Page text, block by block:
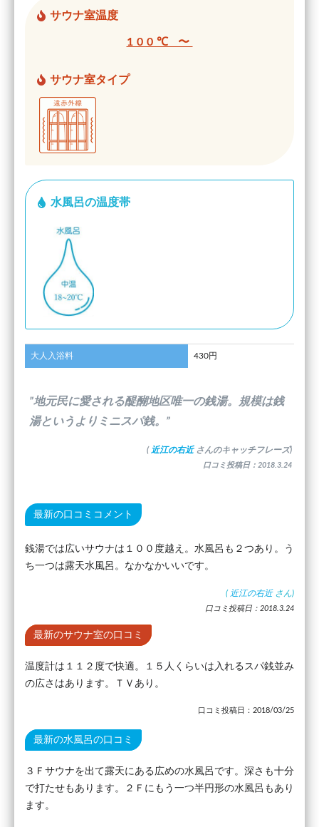
サウナ室温度
100℃ 〜
サウナ室タイプ
水風呂の温度帯
大人入浴料 430円
”地元民に愛される醍醐地区唯一の銭湯。規模は銭
湯というよりミニスパ銭。”
( 近江の右近 さんのキャッチフレーズ)
口コミ投稿日：2018.3.24
最新の口コミコメント
銭湯では広いサウナは１００度越え。水風呂も２つあり。う
ち一つは露天水風呂。なかなかいいです。
( 近江の右近 さん)
口コミ投稿日：2018.3.24
最新のサウナ室の口コミ
温度計は１１２度で快適。１５人くらいは入れるスパ銭並み
の広さはあります。ＴＶあり。
口コミ投稿日：2018/03/25
最新の水風呂の口コミ
３Ｆサウナを出て露天にある広めの水風呂です。深さも十分
で打たせもあります。２Ｆにもう一つ半円形の水風呂もあり
ます。